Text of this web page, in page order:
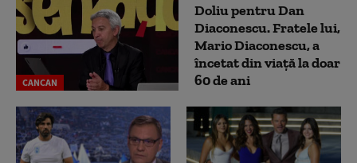
CANCAN
Doliu pentru Dan
Diaconescu. Fratele lui,
Mario Diaconescu, a
încetat din viață la doar
60 de ani